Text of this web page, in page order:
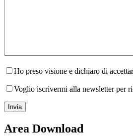
Ho preso visione e dichiaro di
Voglio iscrivermi alla newsletter per
Area Download